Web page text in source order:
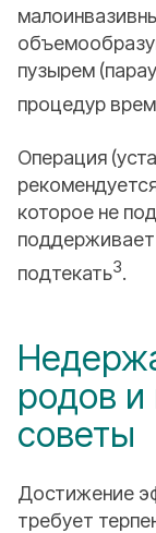
пузырем
процедур
Операция
которое не
подтекать3.
родов и
советы
Достижение
требует